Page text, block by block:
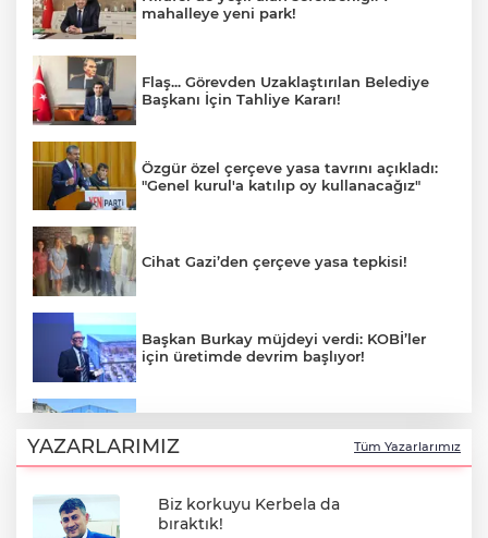
mahalleye yeni park!
Flaş... Görevden Uzaklaştırılan Belediye
Başkanı İçin Tahliye Kararı!
Özgür özel çerçeve yasa tavrını açıkladı:
"Genel kurul'a katılıp oy kullanacağız"
Cihat Gazi’den çerçeve yasa tepkisi!
Başkan Burkay müjdeyi verdi: KOBİ’ler
için üretimde devrim başlıyor!
dolu yaz!
Alkol sonrası rahatsızlanan genç hayatını
kaybetti
YAZARLARIMIZ Tüm Yazarlarımız
Biz korkuyu Kerbela da
bıraktık!